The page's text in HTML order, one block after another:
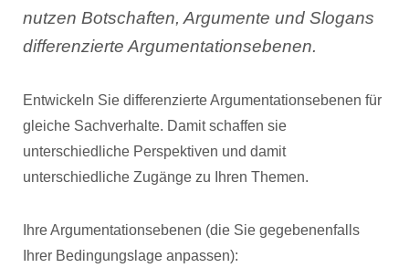
nutzen Botschaften, Argumente und Slogans
differenzierte Argumentationsebenen.
Entwickeln Sie differenzierte Argumentationsebenen für
gleiche Sachverhalte. Damit schaffen sie
unterschiedliche Perspektiven und damit
unterschiedliche Zugänge zu Ihren Themen.
Ihre Argumentationsebenen (die Sie gegebenenfalls
Ihrer Bedingungslage anpassen):